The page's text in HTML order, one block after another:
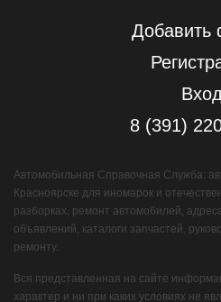
Добавить
8 (391)
Автомобильная Справочная Служба:
Красноярске для иномарок и
разборках, ремонт автомобилей,
объявлений, каталоги запчастей,
ремонту.
Вся представленная на сайте
характер и ни при каких условиях не